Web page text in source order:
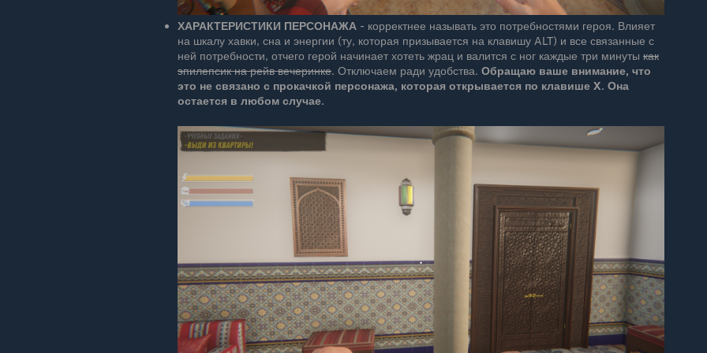
ХАРАКТЕРИСТИКИ ПЕРСОНАЖА - корректнее называть это потребностями героя. Влияет
на шкалу хавки, сна и энергии (ту, которая призывается на клавишу ALT) и все связанные с
ней потребности, отчего герой начинает хотеть жрац и валится с ног каждые три минуты как
эпилепсик на рейв вечеринке. Отключаем ради удобства. Обращаю ваше внимание, что
это не связано с прокачкой персонажа, которая открывается по клавише X. Она
остается в любом случае.